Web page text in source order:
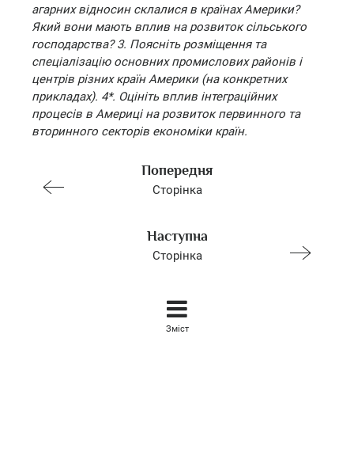
агарних відносин склалися в країнах Америки?
Який вони мають вплив на розвиток сільського
господарства? 3. Поясніть розміщення та
спеціалізацію основних промислових районів і
центрів різних країн Америки (на конкретних
прикладах). 4*. Оцініть вплив інтеграційних
процесів в Америці на розвиток первинного та
вторинного секторів економіки країн.
Попередня
Сторінка
Наступна
Сторінка
Зміст